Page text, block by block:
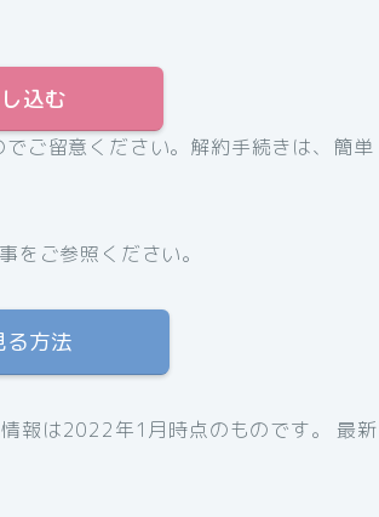
込む
ご留意ください。解約手続きは、簡単
をご参照ください。
る方法
報は2022年1月時点のものです。 最新